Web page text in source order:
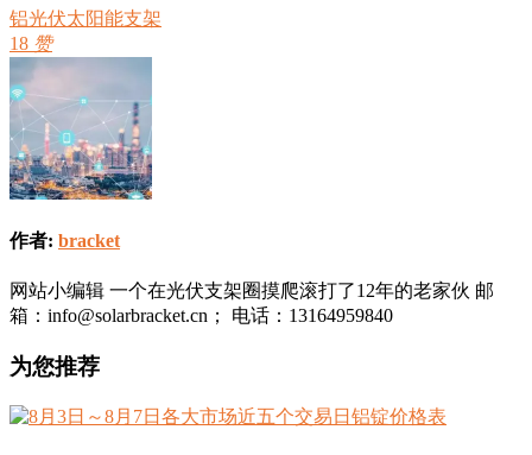
铝光伏太阳能支架
18 赞
作者: bracket
网站小编辑 一个在光伏支架圈摸爬滚打了12年的老家伙 邮
箱：info@solarbracket.cn； 电话：13164959840
为您推荐